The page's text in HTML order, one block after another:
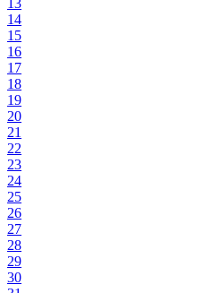
13
14
15
16
17
18
19
20
21
22
23
24
25
26
27
28
29
30